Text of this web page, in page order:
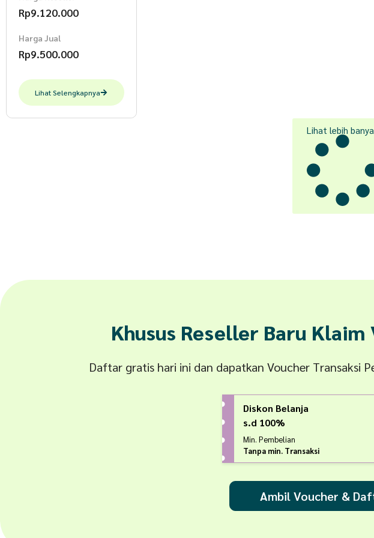
Rp9.120.000
Harga Jual
Rp9.500.000
Lihat Selengkapnya
Lihat lebih
Khusus Reseller Baru
Daftar gratis hari ini dan dapatkan Voucher Transaksi
Diskon Belanja
s.d 100%
Min. Pembelian
Tanpa min. Transaksi
Ambil Voucher &